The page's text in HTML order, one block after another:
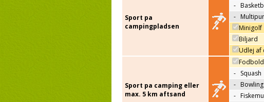
Sport pa
campingpladsen
-
-
Minigolf
Biljard
Udlej af
Sport pa camping eller
max. 5 km aftsand
Fodbold
- Squash
- Bowling
-